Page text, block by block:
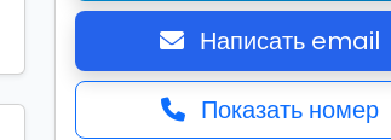
Написать email
Показать номер